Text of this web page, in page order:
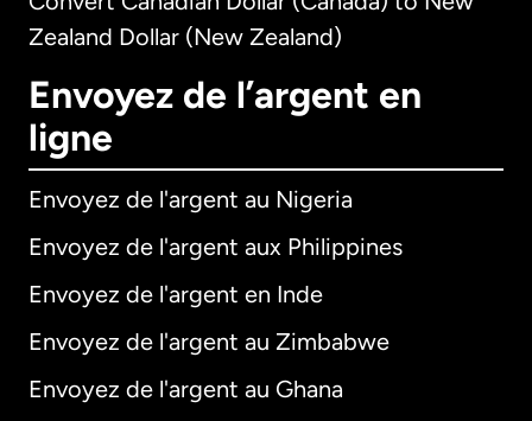
Zealand Dollar (New Zealand)
Envoyez de l’argent en
ligne
Envoyez de l'argent au Nigeria
Envoyez de l'argent aux Philippines
Envoyez de l'argent en Inde
Envoyez de l'argent au Zimbabwe
Envoyez de l'argent au Ghana